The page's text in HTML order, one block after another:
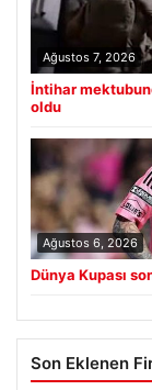
Ağustos 7, 2026
İntihar
oldu
Ağustos 6, 2026
Dünya Kupası
Son Eklenen